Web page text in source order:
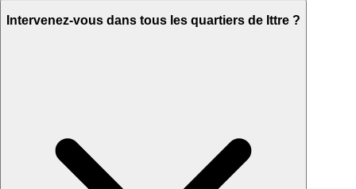
Intervenez-vous dans tous les quartiers de Ittre ?